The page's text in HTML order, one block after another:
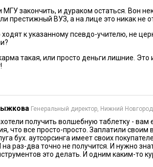
закончить, и дураком остаться. Вон
престижный ВУЗ, а на лице это никак не
ходят к указанному псевдо-учителю, не
такая, или просто деньги лишние. Это
Генеральный директор, Нижний Новгород
получить волшебную таблетку - вам
что все просто-просто. Заплатили
бух. аутсорсинга имеет своих
на раз-два точно не получится. И нужно
это делать. И одним каким-то